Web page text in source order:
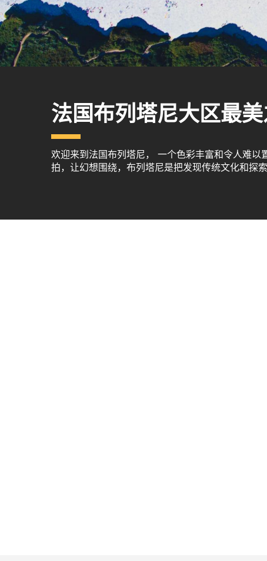
法国布列塔尼大区最
欢迎来到法国布列塔尼， 一个色彩丰富和令人难
拍，让幻想围绕，布列塔尼是把发现传统文化和探